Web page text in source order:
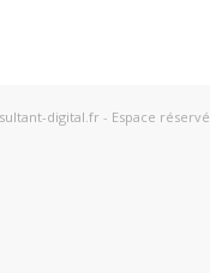
digital.fr- Espace réservé